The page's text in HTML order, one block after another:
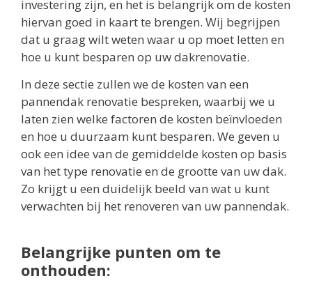
investering zijn, en het is belangrijk om de kosten
hiervan goed in kaart te brengen. Wij begrijpen
dat u graag wilt weten waar u op moet letten en
hoe u kunt besparen op uw dakrenovatie.
In deze sectie zullen we de kosten van een
pannendak renovatie bespreken, waarbij we u
laten zien welke factoren de kosten beïnvloeden
en hoe u duurzaam kunt besparen. We geven u
ook een idee van de gemiddelde kosten op basis
van het type renovatie en de grootte van uw dak.
Zo krijgt u een duidelijk beeld van wat u kunt
verwachten bij het renoveren van uw pannendak.
Belangrijke punten om te
onthouden: